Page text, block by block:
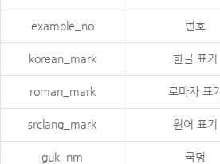
example_no 번호
korean_mark 한글 표기
roman_mark 로마자 표기
srclang_mark 원어 표기
guk_nm 국명